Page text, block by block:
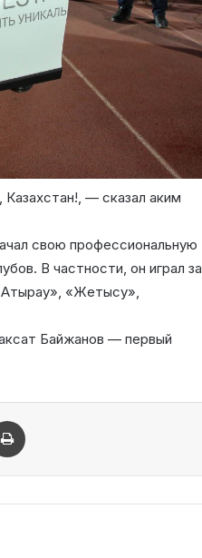
— сказал аким
свою профессиональную
В частности, он играл за
«Жетысу»,
Байжанов — первый